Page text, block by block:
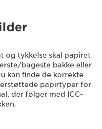
tykkelse skal papiret
bageste bakke eller
kan finde de korrekte
papirtyper for
der følger med ICC-